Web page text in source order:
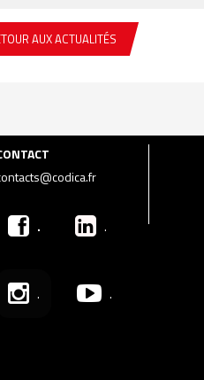
AUX ACTUALITÉS
. .
. .